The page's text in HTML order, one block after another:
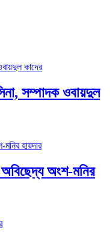
সম্পাদক ওবায়দুল
অংশ-মনির